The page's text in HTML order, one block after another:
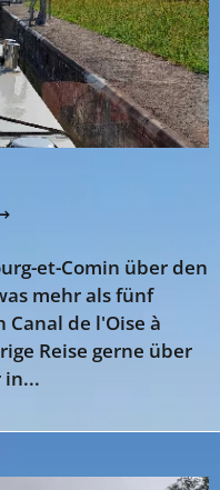
et-Comin über den
mehr als fünf
Canal de l'Oise à
Reise gerne über
in...